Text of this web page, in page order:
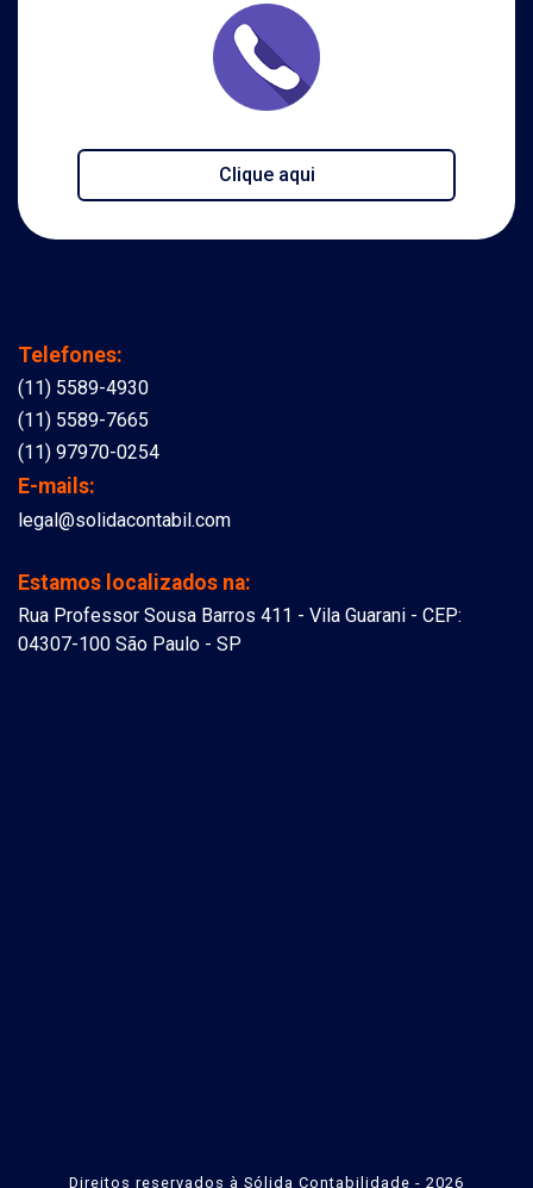
Clique aqui
Telefones:
(11) 5589-4930
(11) 5589-7665
(11) 97970-0254
E-mails:
legal@solidacontabil.com
Estamos localizados na:
Rua Professor Sousa Barros 411 - Vila Guarani - CEP:
04307-100 São Paulo - SP
Direitos reservados à Sólida Contabilidade - 2026